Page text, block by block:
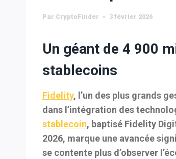
Par CryptoFinder 3 février 2026
Un géant de 4 900
stablecoins
Fidelity, l’un des plus grands
dans l’intégration des
stablecoin, baptisé Fidelity
2026, marque une avancée
se contente plus d’observer